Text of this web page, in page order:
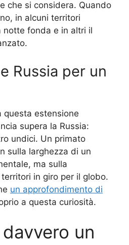
che si considera. Quando
in alcuni territori
notte fonda e in altri il
Russia per un
questa estensione
supera la Russia:
undici. Un primato
sulla larghezza di un
ma sulla
in giro per il globo.
un approfondimento di
a questa curiosità.
davvero un